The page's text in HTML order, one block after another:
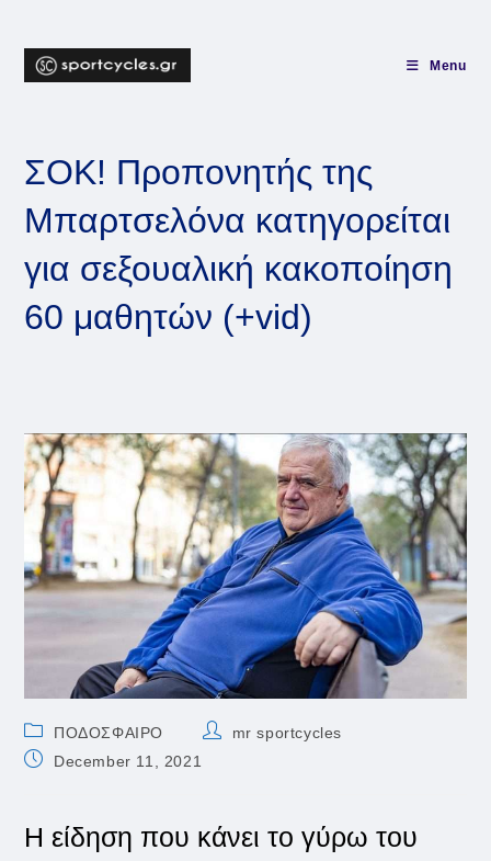
content
Menu
ΣΟΚ! Προπονητής της
Μπαρτσελόνα κατηγορείται
για σεξουαλική κακοποίηση
60 μαθητών (+vid)
Post
category:
ΠΟΔΟΣΦΑΙΡΟ
Postmr sportcycles
PostDecember 11, 2021
Η είδηση που κάνει το γύρω του